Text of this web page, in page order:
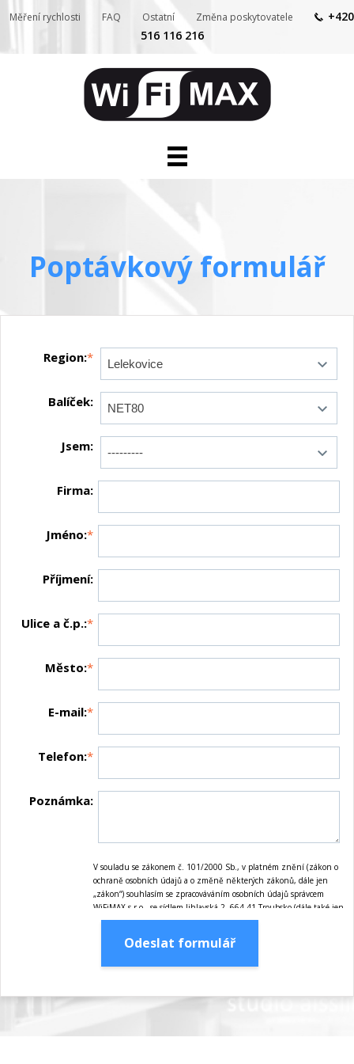
Měření rychlosti FAQ Ostatní Změna poskytovatele
+420
516 116 216
Internet pro domácnosti
Kontakty
IP kamery
Poptávkový formulář
Region:*
Balíček:
Jsem:
Firma:
Jméno:*
Příjmení:
Ulice a č.p.:*
Město:*
E-mail:*
Telefon:*
Poznámka:
V souladu se zákonem č. 101/2000 Sb., v platném znění (zákon o
ochraně osobních údajů a o změně některých zákonů, dále jen
„zákon“) souhlasím se zpracováváním osobních údajů správcem
WiFiMAX s.r.o., se sídlem Jihlavská 2, 664 41 Troubsko (dále také jen
„správce“) pro marketingové účely správce, tj. zejména nabízení
obchodních sdělení prostřednictvím elektronických prostředků dle
souhlas uděluji na dobu maximálně 10-ti let ode dne jeho udělení.
Odeslat formulář